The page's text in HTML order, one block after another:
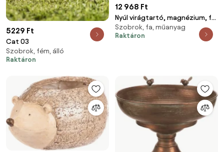
5229 Ft
Cat 03
Szobrok, fém, álló
Raktáron
12 968 Ft
Nyúl virágtartó, magnézium, fa
dekor
Szobrok, fa, műanyag
Raktáron